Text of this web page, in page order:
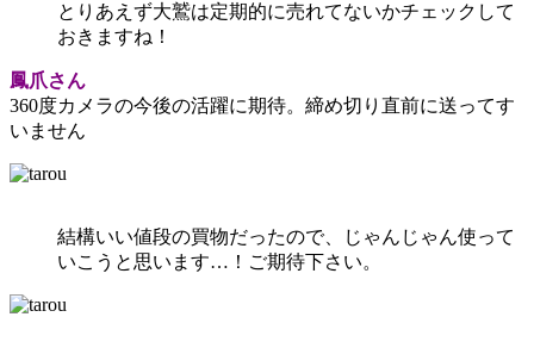
とりあえず大鷲は定期的に売れてないかチェックして
おきますね！
鳳爪さん
360度カメラの今後の活躍に期待。締め切り直前に送ってす
いません
結構いい値段の買物だったので、じゃんじゃん使って
いこうと思います…！ご期待下さい。